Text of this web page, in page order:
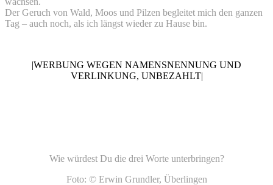
Der Geruch von Wald, Moos und Pilzen begleitet mich den ganzen
Tag – auch noch, als ich längst wieder zu Hause bin.
|WERBUNG WEGEN NAMENSNENNUNG UND
VERLINKUNG, UNBEZAHLT|
Wie würdest Du die drei Worte unterbringen?
Foto: © Erwin Grundler, Überlingen